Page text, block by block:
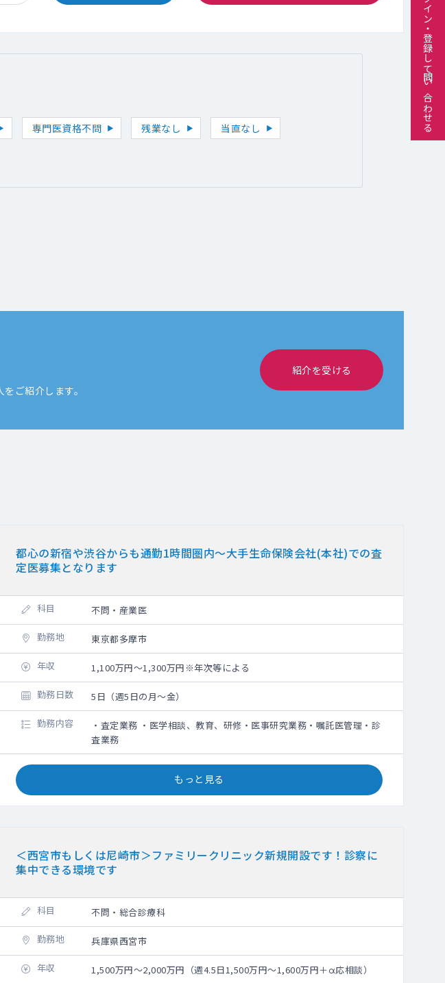
ログイン・登録して問い合わせる
専門医資格不問 残業なし 当直なし
ご紹介します。
紹介を受ける
都心の新宿や渋谷からも通勤1時間圏内～大手生命保険会社(本社)での査
定医募集となります
科目 不問・産業医
勤務地 東京都多摩市
年収 1,100万円～1,300万円※年次等による
勤務日数 5日（週5日の月～金）
勤務内容
・査定業務 ・医学相談、教育、研修・医事研究業務・嘱託医管理・診
査業務
もっと見る
＜西宮市もしくは尼崎市＞ファミリークリニック新規開設です！診察に
集中できる環境です
科目 不問・総合診療科
勤務地 兵庫県西宮市
年収 1,500万円～2,000万円（週4.5日1,500万円～1,600万円＋α応相談）